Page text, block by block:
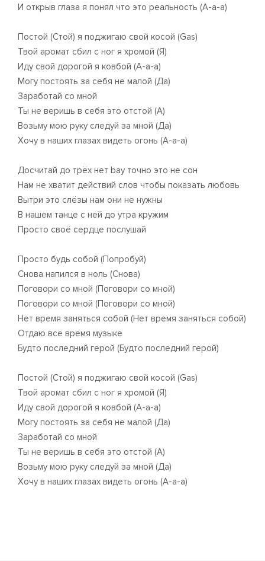
И открыв глаза я понял что это реальность (А-а-а)
Постой (Стой) я поджигаю свой косой (Gas)
Твой аромат сбил с ног я хромой (Я)
Иду свой дорогой я ковбой (А-а-а)
Могу постоять за себя не малой (Да)
Заработай со мной
Ты не веришь в себя это отстой (А)
Возьму мою руку следуй за мной (Да)
Хочу в наших глазах видеть огонь (А-а-а)
Досчитай до трёх нет bay точно это не сон
Нам не хватит действий слов чтобы показать любовь
Вытри это слёзы нам они не нужны
В нашем танце с ней до утра кружим
Просто своё сердце послушай
Просто будь собой (Попробуй)
Снова напился в ноль (Снова)
Поговори со мной (Поговори со мной)
Поговори со мной (Поговори со мной)
Нет время заняться собой (Нет время заняться собой)
Отдаю всё время музыке
Будто последний герой (Будто последний герой)
Постой (Стой) я поджигаю свой косой (Gas)
Твой аромат сбил с ног я хромой (Я)
Иду свой дорогой я ковбой (А-а-а)
Могу постоять за себя не малой (Да)
Заработай со мной
Ты не веришь в себя это отстой (А)
Возьму мою руку следуй за мной (Да)
Хочу в наших глазах видеть огонь (А-а-а)